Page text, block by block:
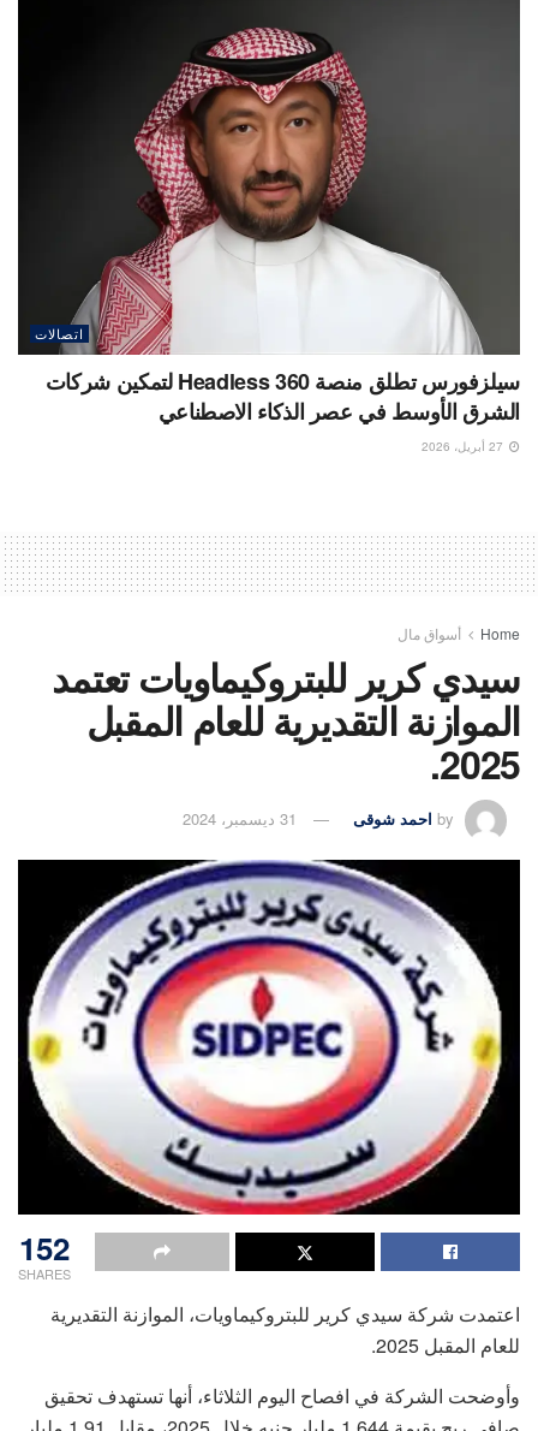
اتصالات
سيلزفورس تطلق منصة Headless 360 لتمكين شركات
الشرق الأوسط في عصر الذكاء الاصطناعي
Home أسواق مال
سيدي كرير للبتروكيماويات تعتمد
الموازنة التقديرية للعام المقبل
2025.
by احمد شوقى 31 ديسمبر، 2024
152
SHARES
اعتمدت شركة سيدي كرير للبتروكيماويات، الموازنة التقديرية
للعام المقبل 2025.
وأوضحت الشركة في افصاح اليوم الثلاثاء، أنها تستهدف تحقيق